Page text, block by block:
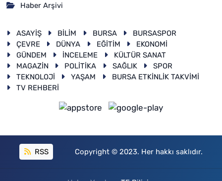
Haber Arşivi
ASAYİŞ BİLİM BURSA
BURSASPOR
ÇEVRE
DÜNYA EĞİTİM
EKONOMİ
GÜNDEM
İNCELEME
KÜLTÜR SANAT
MAGAZİN
POLİTİKA SAĞLIK
SPOR
TEKNOLOJİ
YAŞAM
BURSA ETKİNLİK TAKVİMİ
TV REHBERİ
RSS Copyright © 2023. Her hakkı saklıdır.